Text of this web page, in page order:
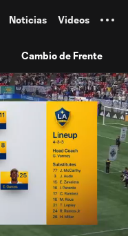
Noticias Videos
Cambio de Frente